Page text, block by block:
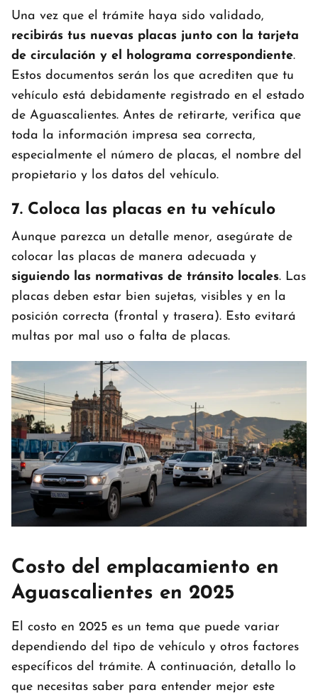
Una vez que el trámite haya sido validado,
recibirás tus nuevas placas junto con la tarjeta
de circulación y el holograma correspondiente.
Estos documentos serán los que acrediten que tu
vehículo está debidamente registrado en el estado
de Aguascalientes. Antes de retirarte, verifica que
toda la información impresa sea correcta,
especialmente el número de placas, el nombre del
propietario y los datos del vehículo.
7. Coloca las placas en tu vehículo
Aunque parezca un detalle menor, asegúrate de
colocar las placas de manera adecuada y
siguiendo las normativas de tránsito locales. Las
placas deben estar bien sujetas, visibles y en la
posición correcta (frontal y trasera). Esto evitará
multas por mal uso o falta de placas.
Costo del emplacamiento en
Aguascalientes en 2025
El costo en 2025 es un tema que puede variar
dependiendo del tipo de vehículo y otros factores
específicos del trámite. A continuación, detallo lo
que necesitas saber para entender mejor este